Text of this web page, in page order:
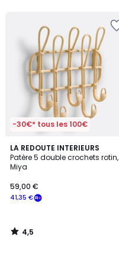
-30€* tous les 100€
LA REDOUTE INTERIEURS
Patère 5 double crochets rotin,
Miya
41,35 €
59,00 €
4,5
/ 5
4,5
/